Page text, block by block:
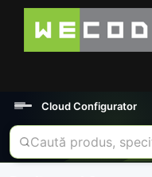
Cloud Configurator